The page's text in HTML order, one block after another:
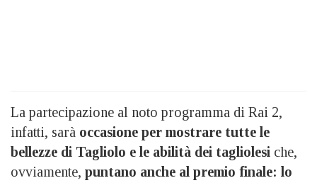
La partecipazione al noto programma di Rai 2,
infatti, sarà occasione per mostrare tutte le
bellezze di Tagliolo e le abilità dei tagliolesi che,
ovviamente, puntano anche al premio finale: lo